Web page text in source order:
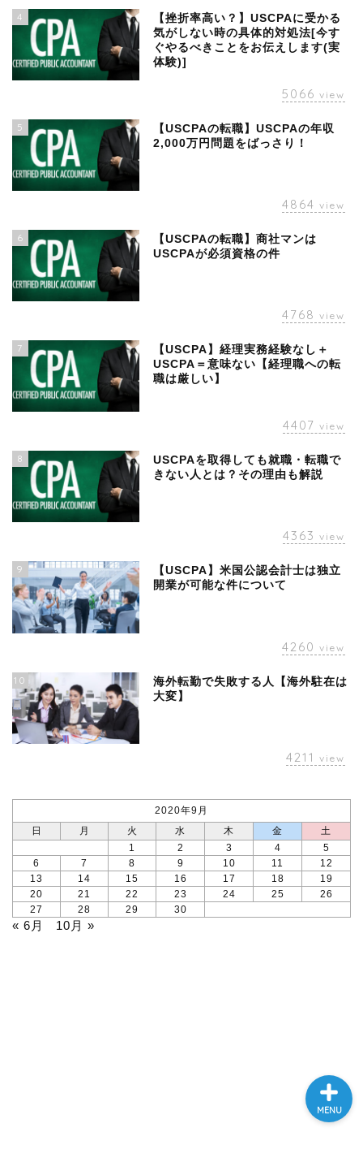
4
【挫折率高い？】USCPAに受かる
気がしない時の具体的対処法[今す
ぐやるべきことをお伝えします(実
体験)]
5066 view
5
【USCPAの転職】USCPAの年収
2,000万円問題をばっさり！
4864 view
6
【USCPAの転職】商社マンは
USCPAが必須資格の件
4768 view
7
【USCPA】経理実務経験なし＋
USCPA＝意味ない【経理職への転
職は厳しい】
4407 view
8
USCPAを取得しても就職・転職で
きない人とは？その理由も解説
4363 view
9
【USCPA】米国公認会計士は独立
開業が可能な件について
4260 view
10
海外転勤で失敗する人【海外駐在は
大変】
4211 view
2020年9月
日
月 火 水 木 金
土
1
2 3 4
5
6
7 8 9 10 11
12
13
14 15 16 17 18
19
20
21 22 23 24 25
26
27
28 29 30
« 6月 10月 »
MENU
本ブログについて